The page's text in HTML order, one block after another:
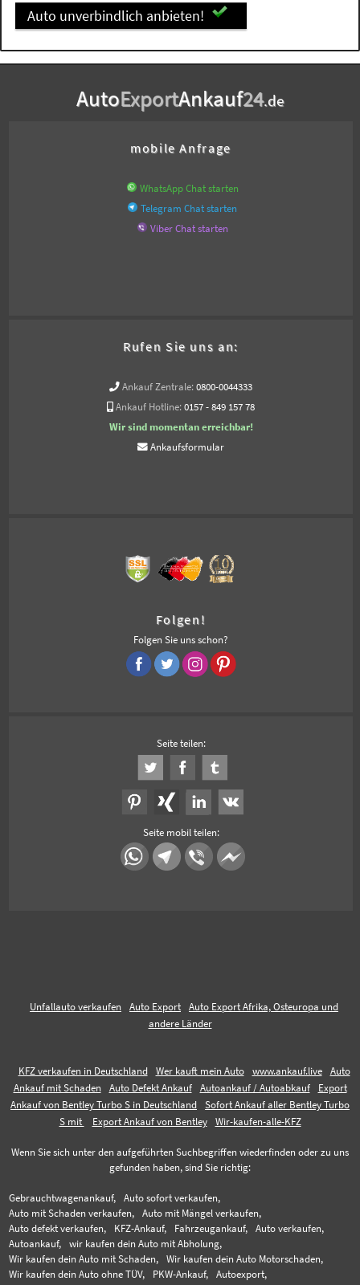
Auto unverbindlich anbieten!
AutoExportAnkauf24.de
mobile Anfrage
WhatsApp Chat starten
Telegram Chat starten
Viber Chat starten
Rufen Sie uns an:
Ankauf Zentrale: 0800-0044333
Ankauf Hotline: 0157 - 849 157 78
Wir sind momentan erreichbar!
Ankaufsformular
Folgen!
Folgen Sie uns schon?
Seite teilen:
Seite mobil teilen:
Unfallauto verkaufen Auto Export
Auto Export Afrika, Osteuropa und
andere Länder
KFZ verkaufen in Deutschland Wer kauft mein Auto www.ankauf.live
Auto
Ankauf mit Schaden
Auto Defekt Ankauf Autoankauf / Autoabkauf
Export
Ankauf von Bentley Turbo S in Deutschland
Sofort Ankauf aller Bentley Turbo
S mit
Export Ankauf von Bentley Wir-kaufen-alle-KFZ
Wenn Sie sich unter den aufgeführten Suchbegriffen wiederfinden oder zu uns
gefunden haben, sind Sie richtig:
Gebrauchtwagenankauf,
Auto sofort verkaufen,
Auto mit Schaden verkaufen,
Auto mit Mängel verkaufen,
Auto defekt verkaufen,
KFZ-Ankauf, Fahrzeugankauf,
Auto verkaufen,
Autoankauf,
wir kaufen dein Auto mit Abholung,
Wir kaufen dein Auto mit Schaden,
Wir kaufen dein Auto Motorschaden,
Wir kaufen dein Auto ohne TÜV,
PKW-Ankauf, Autoexport,